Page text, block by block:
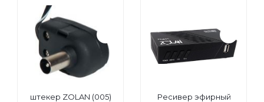
штекер ZOLAN (005)
Ресивер эфирный